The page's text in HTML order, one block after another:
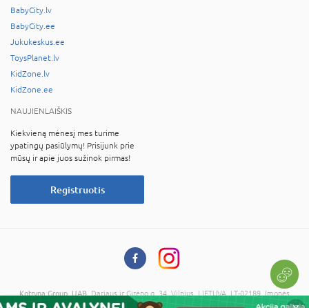
BabyCity.lv
BabyCity.ee
Jukukeskus.ee
ToysPlanet.lv
KidZone.lv
KidZone.ee
NAUJIENLAIŠKIS
Kiekvieną mėnesį mes turime
ypatingų pasiūlymų! Prisijunk prie
mūsų ir apie juos sužinok pirmas!
Registruotis
Kotryna Group, UAB , Dariaus ir Girėno g. 34, Vilnius, LIETUVA, LT-02189, Įmonės
kodas: 121673734, PVM kodas: LT216737314